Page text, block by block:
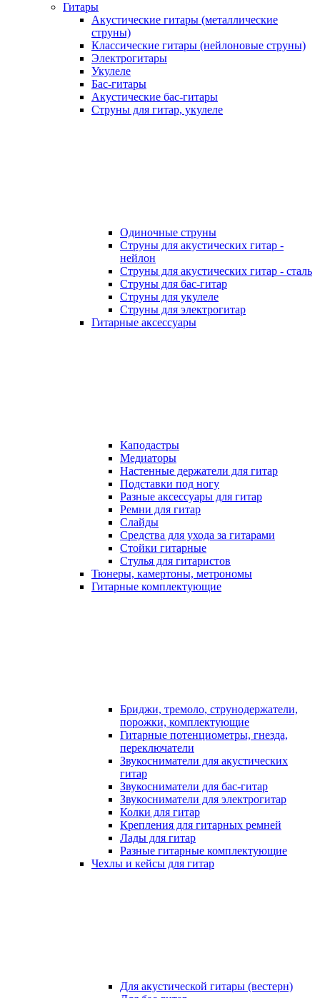
Гитары
Акустические гитары (металлические
струны)
Классические гитары (нейлоновые струны)
Электрогитары
Укулеле
Бас-гитары
Акустические бас-гитары
Струны для гитар, укулеле
Одиночные струны
Струны для акустических гитар -
нейлон
Струны для акустических гитар - сталь
Струны для бас-гитар
Струны для укулеле
Струны для электрогитар
Гитарные аксессуары
Каподастры
Медиаторы
Настенные держатели для гитар
Подставки под ногу
Разные аксессуары для гитар
Ремни для гитар
Слайды
Средства для ухода за гитарами
Стойки гитарные
Стулья для гитаристов
Тюнеры, камертоны, метрономы
Гитарные комплектующие
Бриджи, тремоло, струнодержатели,
порожки, комплектующие
Гитарные потенциометры, гнезда,
переключатели
Звукосниматели для акустических
гитар
Звукосниматели для бас-гитар
Звукосниматели для электрогитар
Колки для гитар
Крепления для гитарных ремней
Лады для гитар
Разные гитарные комплектующие
Чехлы и кейсы для гитар
Для акустической гитары (вестерн)